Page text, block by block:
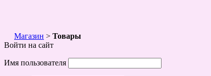
Магазин > Товары
Войти на сайт
Имя пользователя